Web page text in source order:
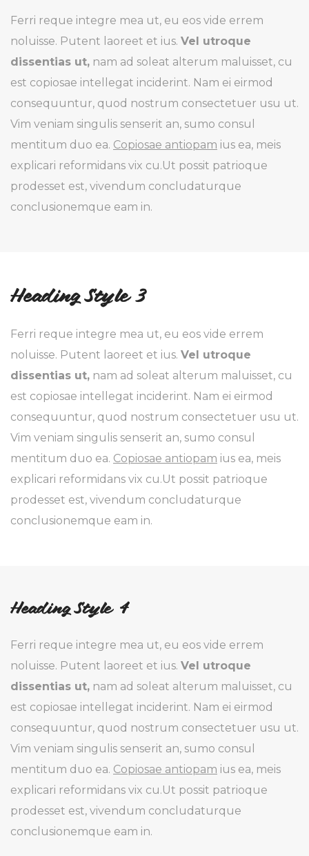
Ferri reque integre mea ut, eu eos vide errem
noluisse. Putent laoreet et ius. Vel utroque
dissentias ut, nam ad soleat alterum maluisset, cu
est copiosae intellegat inciderint. Nam ei eirmod
consequuntur, quod nostrum consectetuer usu ut.
Vim veniam singulis senserit an, sumo consul
mentitum duo ea. Copiosae antiopam ius ea, meis
explicari reformidans vix cu.Ut possit patrioque
prodesset est, vivendum concludaturque
conclusionemque eam in.
Heading Style 3
Ferri reque integre mea ut, eu eos vide errem
noluisse. Putent laoreet et ius. Vel utroque
dissentias ut, nam ad soleat alterum maluisset, cu
est copiosae intellegat inciderint. Nam ei eirmod
consequuntur, quod nostrum consectetuer usu ut.
Vim veniam singulis senserit an, sumo consul
mentitum duo ea. Copiosae antiopam ius ea, meis
explicari reformidans vix cu.Ut possit patrioque
prodesset est, vivendum concludaturque
conclusionemque eam in.
Heading Style 4
Ferri reque integre mea ut, eu eos vide errem
noluisse. Putent laoreet et ius. Vel utroque
dissentias ut, nam ad soleat alterum maluisset, cu
est copiosae intellegat inciderint. Nam ei eirmod
consequuntur, quod nostrum consectetuer usu ut.
Vim veniam singulis senserit an, sumo consul
mentitum duo ea. Copiosae antiopam ius ea, meis
explicari reformidans vix cu.Ut possit patrioque
prodesset est, vivendum concludaturque
conclusionemque eam in.